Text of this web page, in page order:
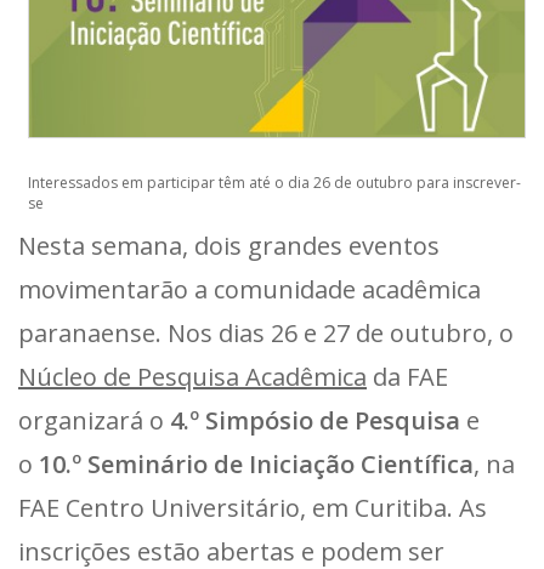
Interessados em participar têm até o dia 26 de outubro para inscrever-
se
Nesta semana, dois grandes eventos
movimentarão a comunidade acadêmica
paranaense. Nos dias 26 e 27 de outubro, o
Núcleo de Pesquisa Acadêmica da FAE
organizará o 4.º Simpósio de Pesquisa e
o 10.º Seminário de Iniciação Científica, na
FAE Centro Universitário, em Curitiba. As
inscrições estão abertas e podem ser